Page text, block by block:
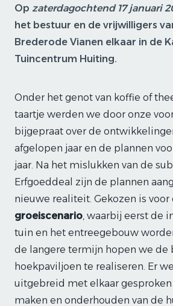
Op zaterdagochtend 17 januari
het bestuur en de vrijwilligers
Brederode Vianen elkaar in de
Tuincentrum Huiting.
Onder het genot van koffie of
taartje werden we door onze
bijgepraat over de
afgelopen jaar en de plannen
jaar. Na het mislukken van de
Erfgoeddeal zijn de plannen
nieuwe realiteit. Gekozen is voor
groeiscenario, waarbij eerst de
tuin en het entreegebouw
de langere termijn hopen we de
hoekpaviljoen te realiseren. Er
uitgebreid met elkaar gesproken
maken en onderhouden van de